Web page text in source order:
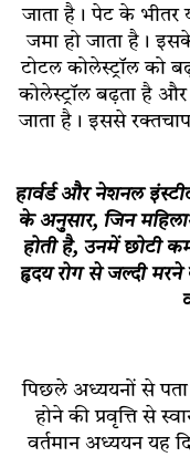
जाता है। पेट के
जमा हो जाता है।
टोटल कोलेस्ट्रॉल को
कोलेस्ट्रॉल बढ़ता है
जाता है। इससे रक्तचाप
हार्वर्ड और नेशनल
के अनुसार, जिन
होती है, उनमें छोटी
हृदय रोग से जल्दी
पिछले अध्ययनों से
होने की प्रवृत्ति से
वर्तमान अध्ययन यह